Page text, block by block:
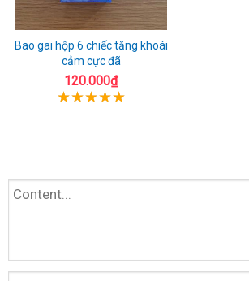
Bao gai hộp 6 chiếc tăng khoái
cảm cực đã
120.000₫